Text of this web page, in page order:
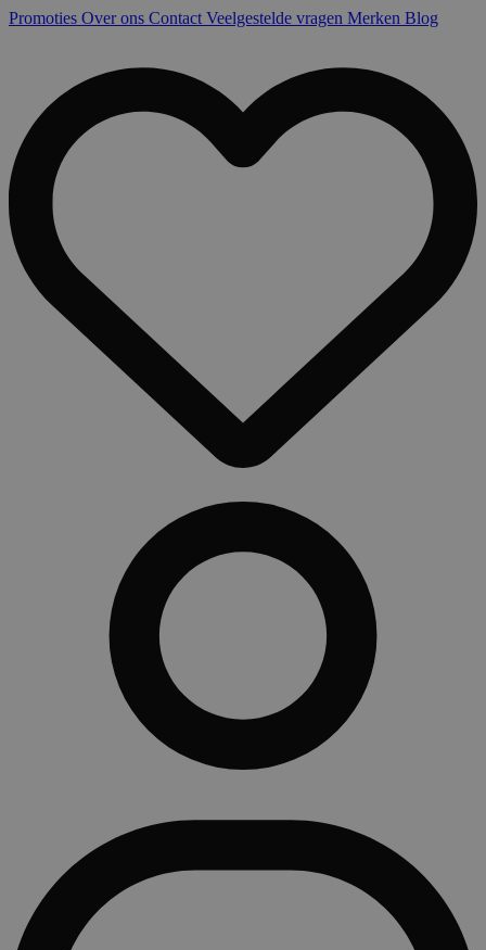
Promoties Over ons Contact Veelgestelde vragen Merken Blog